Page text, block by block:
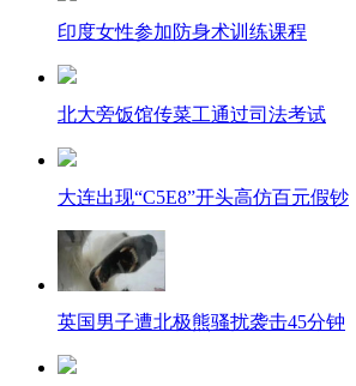
印度女性参加防身术训练课程
北大旁饭馆传菜工通过司法考试
大连出现“C5E8”开头高仿百元假钞
英国男子遭北极熊骚扰袭击45分钟